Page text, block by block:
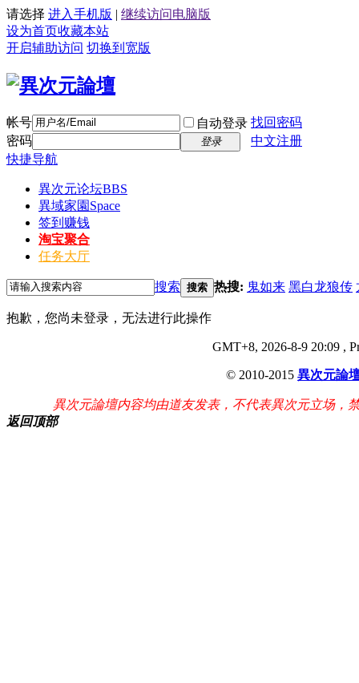
请选择 进入手机版 | 继续访问电脑版
设为首页收藏本站
开启辅助访问 切换到宽版
帐号 自动登录 找回密码
密码
登录
中文注册
快捷导航
異次元论坛BBS
異域家園 Space
签到赚钱
淘宝聚合
任务大厅
搜索 搜索 热搜: 鬼如来 黑白龙狼传
抱歉，您尚未登录，无法进行此操作
GMT+8, 2026-8-9 20:09,
© 2010-2015 異次元論
異次元論壇内容均由道友发表，不代表異次元立场，
返回顶部